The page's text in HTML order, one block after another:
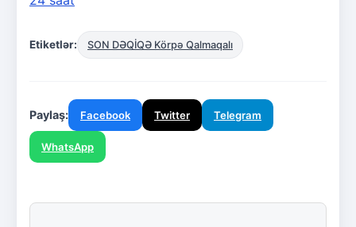
Etiketlər: SON DƏQİQƏ Körpə Qalmaqalı
Paylaş: Facebook Twitter Telegram
WhatsApp